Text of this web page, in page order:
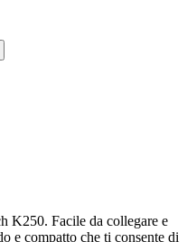
K250. Facile da collegare e
e compatto che ti consente di